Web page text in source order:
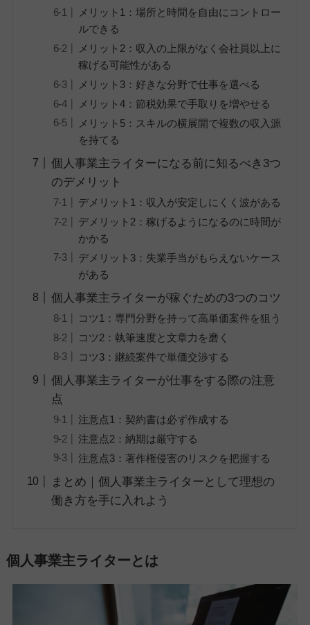
メリット1：場所と時間を自由にコントロー
ルできる
メリット2：収入の上限がなく会社員以上に
稼げる可能性がある
メリット3：好きな分野で仕事を選べる
メリット4：節税効果で手取りを増やせる
メリット5：スキルの横展開で複数の収入源
を持てる
個人事業主ライターになる前に知るべき3つ
のデメリット
デメリット1：収入が安定しにくく波がある
デメリット2：稼げるようになるのに時間が
かかる
デメリット3：失業手当がもらえないケース
がある
個人事業主ライターが稼ぐための3つのコツ
コツ1：専門分野を持って高単価案件を狙う
コツ2：執筆速度と文章力を磨く
コツ3：継続案件で単価交渉する
個人事業主ライターが仕事をする際の注意
点
注意点1：契約書は必ず作成する
注意点2：納期は厳守する
注意点3：著作権侵害のリスクを把握する
まとめ｜個人事業主ライターとして理想の
働き方を手に入れよう
個人事業主ライターとは